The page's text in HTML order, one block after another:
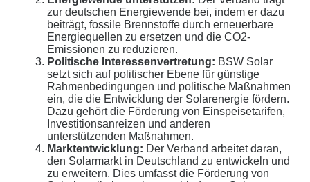
zur deutschen Energiewende bei, indem er dazu
beiträgt, fossile Brennstoffe durch erneuerbare
Energiequellen zu ersetzen und die CO2-
Emissionen zu reduzieren.
Politische Interessenvertretung: BSW Solar
setzt sich auf politischer Ebene für günstige
Rahmenbedingungen und politische Maßnahmen
ein, die die Entwicklung der Solarenergie fördern.
Dazu gehört die Förderung von Einspeisetarifen,
Investitionsanreizen und anderen
unterstützenden Maßnahmen.
Marktentwicklung: Der Verband arbeitet daran,
den Solarmarkt in Deutschland zu entwickeln und
zu erweitern. Dies umfasst die Förderung von